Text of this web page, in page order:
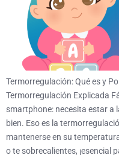
Termorregulación: Qué es y
Termorregulación Explicada
smartphone: necesita estar
bien. Eso es la
mantenerse en su
o te sobrecalientes, ¡esencial